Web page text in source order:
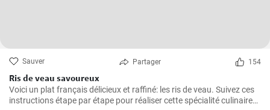
Sauver Partager 154
Ris de veau savoureux
Voici un plat français délicieux et raffiné: les ris de veau. Suivez ces
instructions étape par étape pour réaliser cette spécialité culinaire